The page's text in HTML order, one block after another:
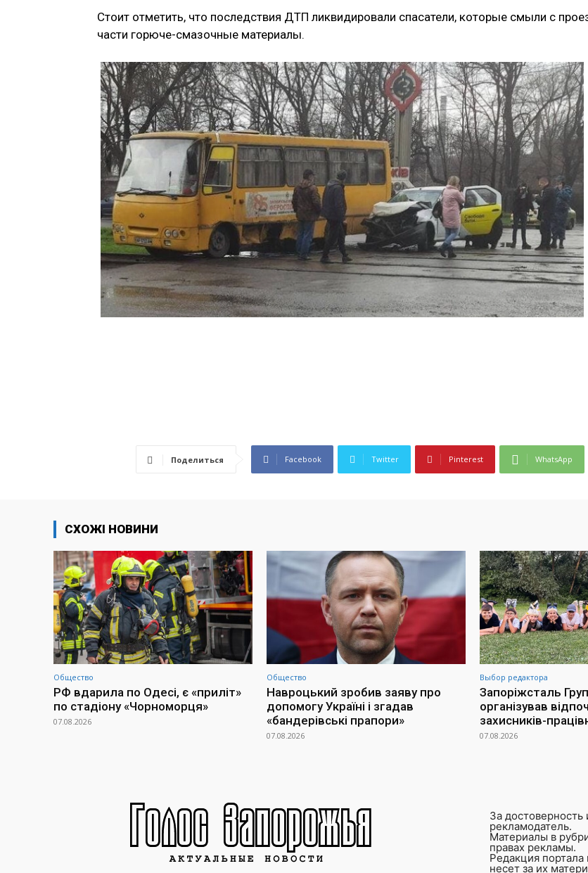
Стоит отметить, что последствия ДТП ликвидировали спасатели, которые смыли с
части горюче-смазочные материалы.
Поделиться Facebook Twitter Pinterest WhatsApp
СХОЖІ НОВИНИ
Общество
РФ вдарила по Одесі, є «приліт»
по стадіону «Чорноморця»
07.08.2026
Общество
Навроцький зробив заяву про
допомогу Україні і згадав
«бандерівські прапори»
07.08.2026
Выбор редактора
Запоріжсталь
організував
захисників-
07.08.2026
За
рекламодатель.
Материалы в
правах рекламы.
Редакция портала
несет за их